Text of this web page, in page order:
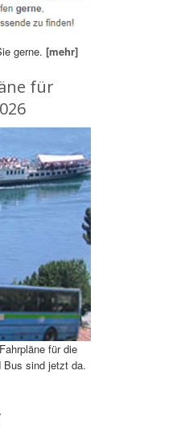
gerne. [mehr]
für
für die
Bus sind jetzt da.